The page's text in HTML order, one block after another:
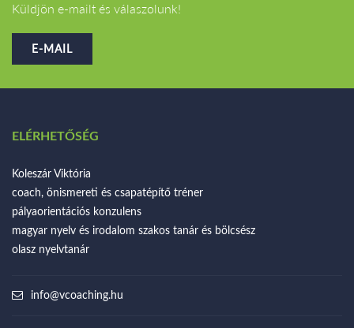
Küldjön e-mailt és válaszolunk!
E-MAIL
ELÉRHETŐSÉG
Koleszár Viktória
coach, önismereti és csapatépítő tréner
pályaorientációs konzulens
magyar nyelv és irodalom szakos tanár és bölcsész
olasz nyelvtanár
info@vcoaching.hu